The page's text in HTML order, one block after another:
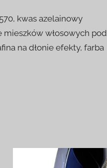
kwas azelainowy
mieszków włosowych pod
na dłonie efekty, farba